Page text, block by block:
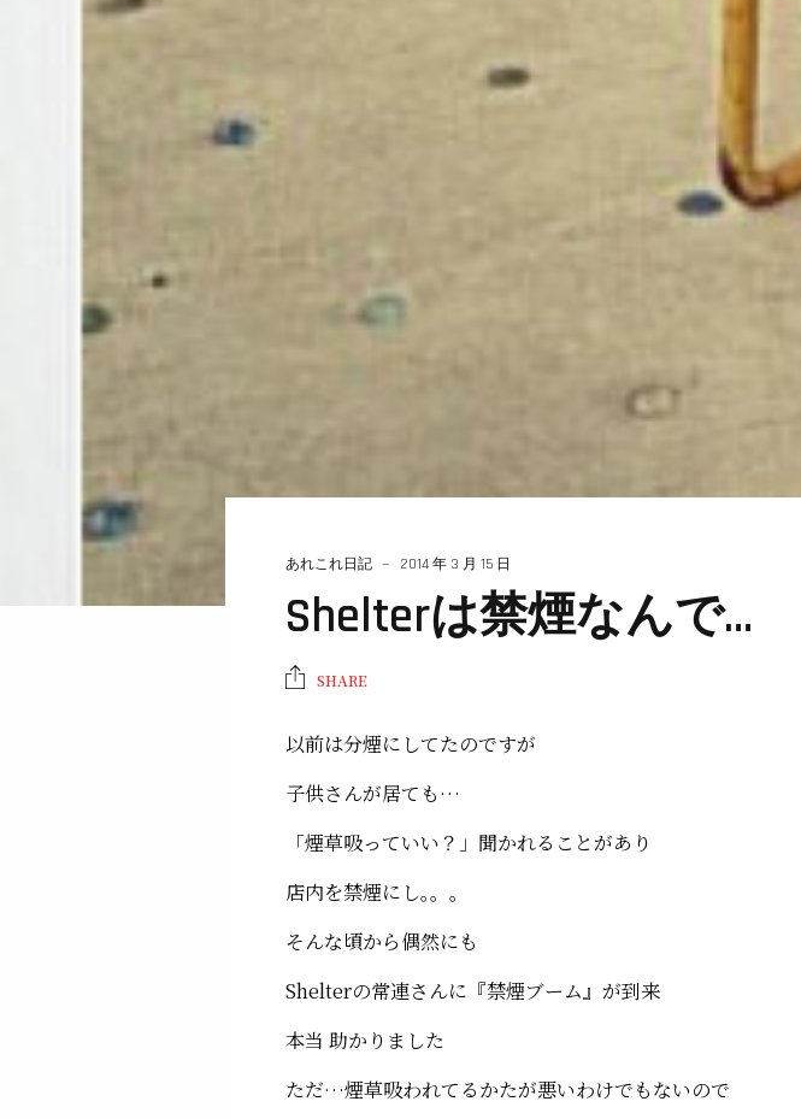
あれこれ日記 2014 年 3 月 15 日
Shelterは禁煙なんで…
SHARE
以前は分煙にしてたのですが
子供さんが居ても…
「煙草吸っていい？」聞かれることがあり
店内を禁煙にし｡。。
そんな頃から偶然にも
Shelterの常連さんに『禁煙ブーム』が到来
本当 助かりました
ただ…煙草吸われてるかたが悪いわけでもないので